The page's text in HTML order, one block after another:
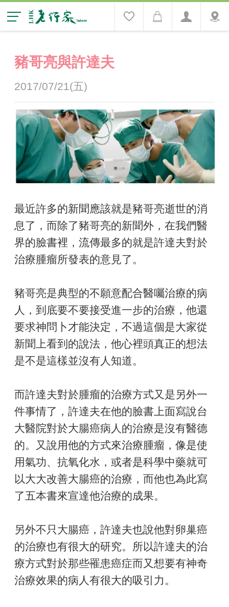
豬哥亮與許達夫
2017/07/21(五)
最近許多的新聞應該就是豬哥亮逝世的消
息了，而除了豬哥亮的新聞外，在我們醫
界的臉書裡，流傳最多的就是許達夫對於
治療腫瘤所發表的意見了。
豬哥亮是典型的不願意配合醫囑治療的病
人，到底要不要接受進一步的治療，他還
要求神問卜才能決定，不過這個是大家從
新聞上看到的說法，他心裡頭真正的想法
是不是這樣並沒有人知道。
而許達夫對於腫瘤的治療方式又是另外一
件事情了，許達夫在他的臉書上面寫說台
大醫院對於大腸癌病人的治療是沒有醫德
的。又說用他的方式來治療腫瘤，像是使
用氣功、抗氧化水，或者是科學中藥就可
以大大改善大腸癌的治療，而他也為此寫
了五本書來宣達他治療的成果。
另外不只大腸癌，許達夫也說他對卵巢癌
的治療也有很大的研究。所以許達夫的治
療方式對於那些罹患癌症而又想要有神奇
治療效果的病人有很大的吸引力。